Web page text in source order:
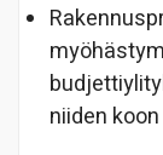
niiden